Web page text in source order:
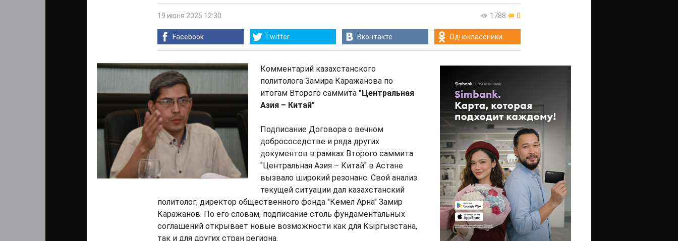
1788 0
19 июня 2025 12:30
Facebook Twitter Вконтакте Одноклассники
Комментарий казахстанского
политолога Замира Каражанова по
итогам Второго саммита "Центральная
Азия – Китай"
Подписание Договора о вечном
добрососедстве и ряда других
документов в рамках Второго саммита
"Центральная Азия – Китай" в Астане
вызвало широкий резонанс. Свой анализ
текущей ситуации дал казахстанский
политолог, директор общественного фонда "Кемел Арна" Замир
Каражанов. По его словам, подписание столь фундаментальных
соглашений открывает новые возможности как для Кыргызстана,
так и для других стран региона.